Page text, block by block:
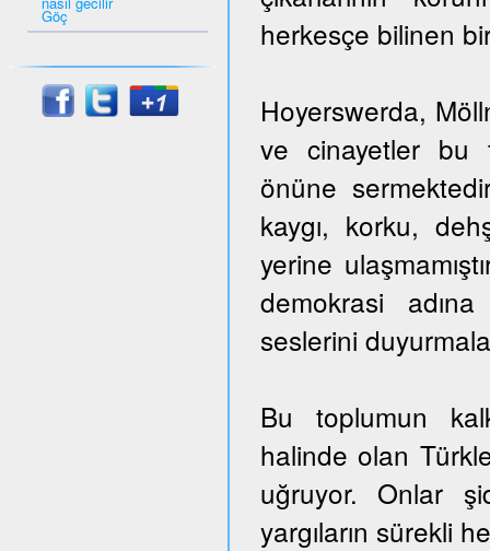
Göç
herkesçe bilinen
Hoyerswerda,
ve cinayetler bu
önüne
kaygı, korku,
yerine
demokrasi
seslerini
Bu toplumun
halinde olan
uğruyor. Onlar
yargıların sürekli